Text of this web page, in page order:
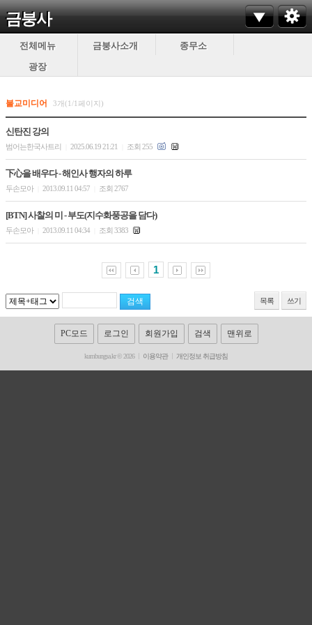
금붕사
전체메뉴 금붕사소개
종무소
광장
불교미디어 3개(1/1페이지)
신탄진 강의
범어는한국사트리 2025.06.19 21:21 조회 255
下心을 배우다 - 해인사 행자의 하루
두손모아 2013.09.11 04:57 조회 2767
[BTN] 사찰의 미 - 부도(지수화풍공을 담다)
두손모아 2013.09.11 04:34 조회 3383
1
목록 쓰기
PC모드 로그인 회원가입 검색 맨위로
kumbungsa.kr © 2026 이용약관 개인정보 취급방침